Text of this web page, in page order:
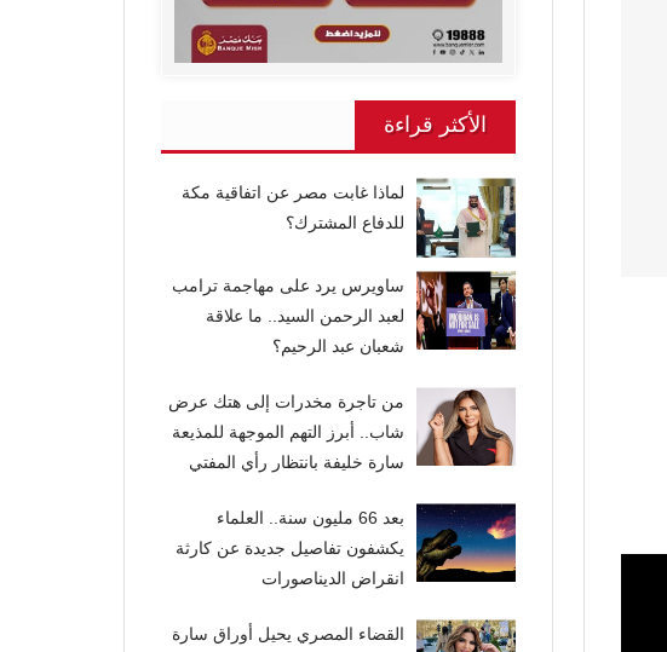
الأكثر قراءة
لماذا غابت مصر عن اتفاقية مكة
للدفاع المشترك؟
ساويرس يرد على مهاجمة ترامب
لعبد الرحمن السيد.. ما علاقة
شعبان عبد الرحيم؟
من تاجرة مخدرات إلى هتك عرض
شاب.. أبرز التهم الموجهة للمذيعة
سارة خليفة بانتظار رأي المفتي
بعد 66 مليون سنة.. العلماء
يكشفون تفاصيل جديدة عن كارثة
انقراض الديناصورات
القضاء المصري يحيل أوراق سارة